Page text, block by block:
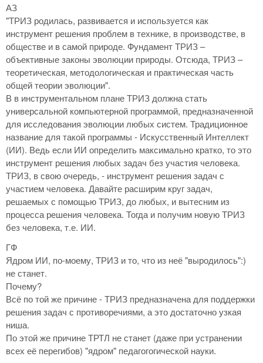
АЗ
"ТРИЗ родилась, развивается и используется как
инструмент решения проблем в технике, в производстве, в
обществе и в самой природе. Фундамент ТРИЗ –
объективные законы эволюции природы. Отсюда, ТРИЗ –
теоретическая, методологическая и практическая часть
общей теории эволюции".
В в инструментальном плане ТРИЗ должна стать
универсальной компьютерной программой, предназначенной
для исследования эволюции любых систем. Традиционное
название для такой программы - Искусственный Интеллект
(ИИ). Ведь если ИИ определить максимально кратко, то это
инструмент решения любых задач без участия человека.
ТРИЗ, в свою очередь, - инструмент решения задач с
участием человека. Давайте расширим круг задач,
решаемых с помощью ТРИЗ, до любых, и вытесним из
процесса решения человека. Тогда и получим новую ТРИЗ
без человека, т.е. ИИ.
ГФ
Ядром ИИ, по-моему, ТРИЗ и то, что из неё "выродилось":)
не станет.
Почему?
Всё по той же причине - ТРИЗ предназначена для поддержки
решения задач с противоречиями, а это достаточно узкая
ниша.
По этой же причине ТРТЛ не станет (даже при устранении
всех её перегибов) "ядром" педагогогической науки.